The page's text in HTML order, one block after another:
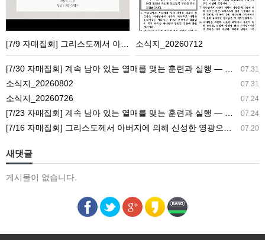
그
리
스
에
의
해
[7/9 자매집회] 그리스도께서 아버지에 의해 신성한 영광으로 영광스럽게 되신 결과 ― 완결되신 하나님과 거듭난 믿는 이들의 합병체의 세 방면(2) 소식지_20260712
07.31
[7/30 자매집회] 계속 남아 있는 열매를 맺는 훈련과 실행 ― 교회생활을 가정으로 가져감
07.31
소식지_20260802
07.24
소식지_20260726
07.24
[7/23 자매집회] 계속 남아 있는 열매를 맺는 훈련과 실행 ― 새 길 실행의 필요성과 전망
07.20
[7/16 자매집회] 그리스도께서 아버지에 의해 신성한 영광으로 영광스럽게 되신 결과 ― 아버지의 집과 참포도나무와 새 아이의 기능
새댓글
게시물이 없습니다.